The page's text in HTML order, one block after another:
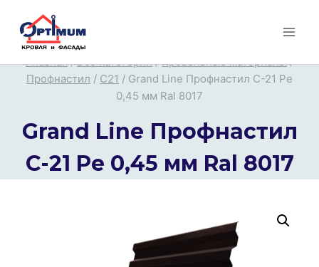
Перейти
Главная / Все категории / Кровельные материалы /
Профнастил / С21 / Grand Line Профнастил C-21 Pe
0,45 мм Ral 8017
Grand Line Профнастил
C-21 Pe 0,45 мм Ral 8017